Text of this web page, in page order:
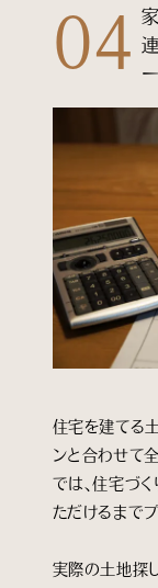
04
住宅を建てる
ンと合わせて
では、住宅づ
ただけるまで
実際の土地探